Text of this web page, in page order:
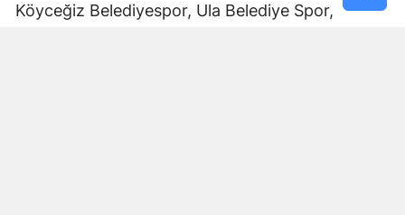
Köyceğiz Belediyespor, Ula Belediye Spor,